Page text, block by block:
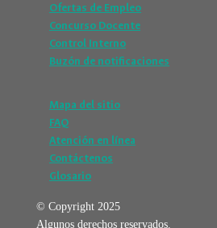
Ofertas de Empleo
Concurso Docente
Control Interno
Buzón de notificaciones
Mapa del sitio
FAQ
Atención en línea
Contáctenos
Glosario
© Copyright 2025
Algunos derechos reservados.